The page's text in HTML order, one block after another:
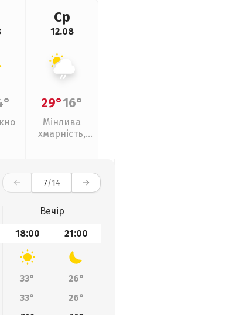
Ср
12.08
29°16°
Мінлива
хмарність,
7/14
Вечір
18:00 21:00
33°
26°
33° 26°